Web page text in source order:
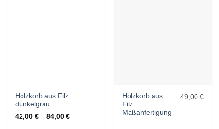
Holzkorb aus Filz
dunkelgrau
42,00€ –84,00€
Holzkorb aus
Filz
Maßanfertigung
49,00 €